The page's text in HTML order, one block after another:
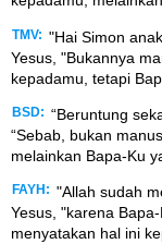
TMV: "Hai Simon
Yesus, "Bukannya
kepadamu, tetapi
BSD: “Beruntung
“Sebab, bukan
melainkan Bapa-Ku
FAYH: "Allah sudah
Yesus, "karena
menyatakan hal ini